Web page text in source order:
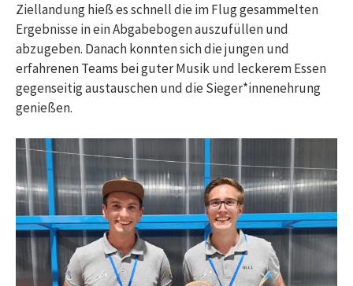
Ziellandung hieß es schnell die im Flug gesammelten
Ergebnisse in ein Abgabebogen auszufüllen und
abzugeben. Danach konnten sich die jungen und
erfahrenen Teams bei guter Musik und leckerem Essen
gegenseitig austauschen und die Sieger*innenehrung
genießen.